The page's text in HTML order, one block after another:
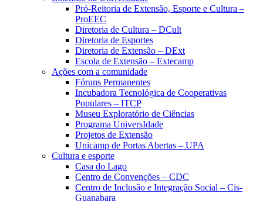
Pró-Reitoria de Extensão, Esporte e Cultura –
ProEEC
Diretoria de Cultura – DCult
Diretoria de Esportes
Diretoria de Extensão – DExt
Escola de Extensão – Extecamp
Ações com a comunidade
Fóruns Permanentes
Incubadora Tecnológica de Cooperativas
Populares – ITCP
Museu Exploratório de Ciências
Programa UniversIdade
Projetos de Extensão
Unicamp de Portas Abertas – UPA
Cultura e esporte
Casa do Lago
Centro de Convenções – CDC
Centro de Inclusão e Integração Social – Cis-
Guanabara